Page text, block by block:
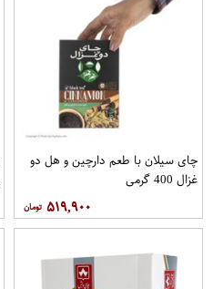
چای سیلان با طعم دارچین و هل دو
غزال 400 گرمی
۵۱۹,۹۰۰